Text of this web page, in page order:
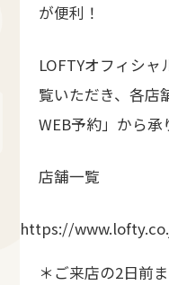
が便利！
LOFTYオフィシ
覧いただき、各店
WEB予約」から承
店舗一覧
https://
＊ご来店の2日前